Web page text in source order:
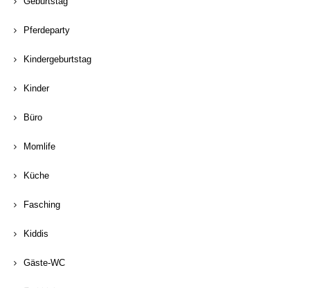
Pferdeparty
Kindergeburtstag
Kinder
Büro
Momlife
Küche
Fasching
Kiddis
Gäste-WC